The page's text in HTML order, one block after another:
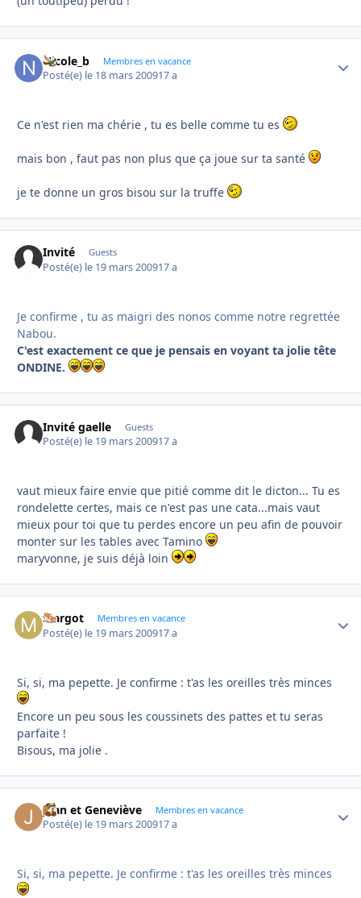
Nicole_b Membres en vacance
Posté(e) le 18 mars 200917 a
Ce n'est rien ma chérie , tu es belle comme tu es
mais bon , faut pas non plus que ça joue sur ta santé
je te donne un gros bisou sur la truffe
Invité Guests
Posté(e) le 19 mars 200917 a
Je confirme , tu as maigri des nonos comme notre regrettée
Nabou.
C'est exactement ce que je pensais en voyant ta jolie tête
ONDINE.
Invité gaelle Guests
Posté(e) le 19 mars 200917 a
vaut mieux faire envie que pitié comme dit le dicton... Tu es
rondelette certes, mais ce n'est pas une cata...mais vaut
mieux pour toi que tu perdes encore un peu afin de pouvoir
monter sur les tables avec Tamino
maryvonne, je suis déjà loin
Margot Membres en vacance
Posté(e) le 19 mars 200917 a
Si, si, ma pepette. Je confirme : t'as les oreilles très minces
Encore un peu sous les coussinets des pattes et tu seras
parfaite !
Bisous, ma jolie .
Jean et Geneviève Membres en vacance
Posté(e) le 19 mars 200917 a
Si, si, ma pepette. Je confirme : t'as les oreilles très minces